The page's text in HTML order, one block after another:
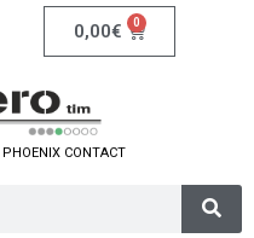
0,00€ 0
PHOENIX CONTACT